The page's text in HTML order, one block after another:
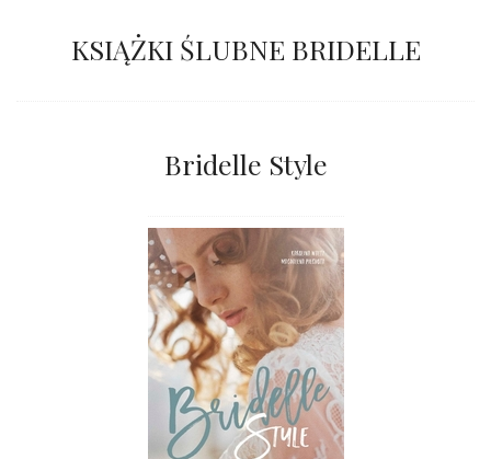
KSIĄŻKI ŚLUBNE BRIDELLE
Bridelle Style